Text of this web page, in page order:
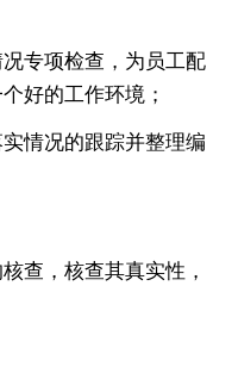
况专项检查，为员工配
好的工作环境；
实情况的跟踪并整理编
查，核查其真实性，